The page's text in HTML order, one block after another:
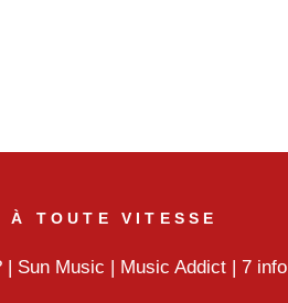
TOUTE VITESSE
| Sun Music | Music Addict | 7 info